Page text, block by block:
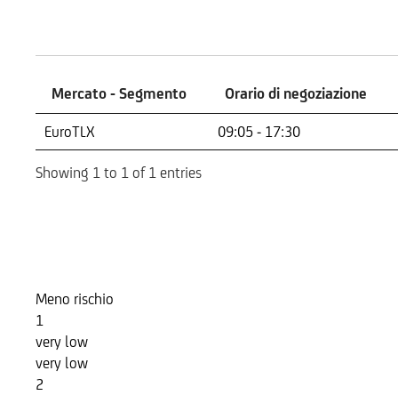
Mercato - Segmento Orario di negoziazione
Mercato - Segmento
Orario di negoziazione
EuroTLX 09:05 - 17:30
Showing 1 to 1 of 1 entries
Meno rischio
1
very low
very low
2